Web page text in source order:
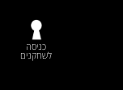
כניסה
לשחקנים